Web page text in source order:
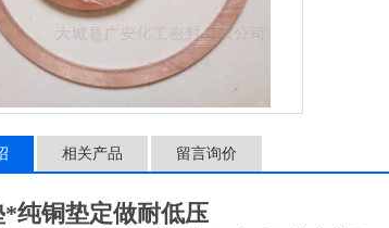
相关产品 留言询价
纯铜垫定做耐低压